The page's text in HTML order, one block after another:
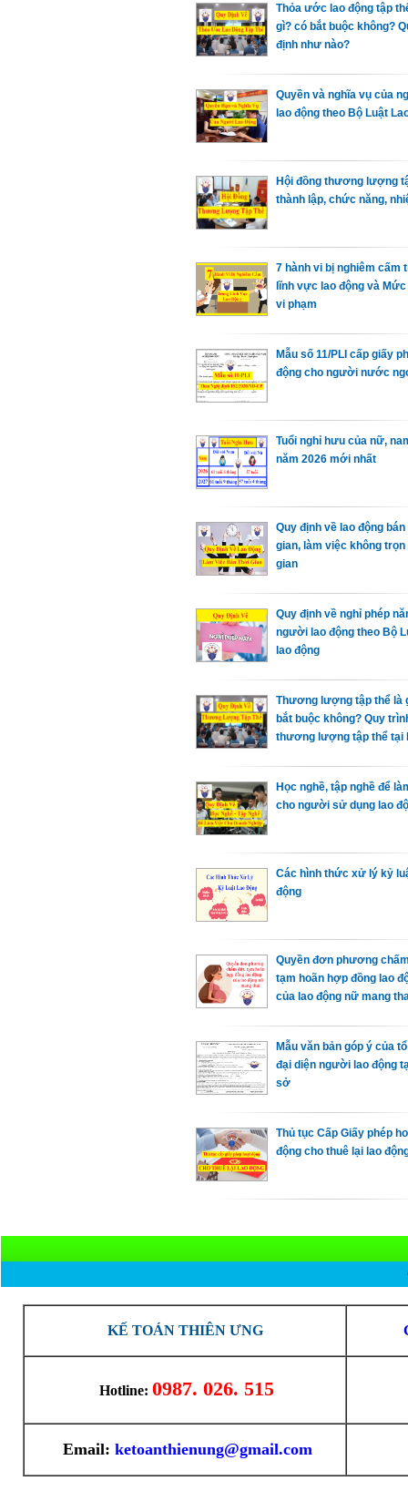
Thỏa ước lao động tập
gì? có bắt buộc không?
định như nào?
Quyền và nghĩa vụ của
lao động theo Bộ Luật
Hội đồng thương lượng
thành lập, chức năng,
7 hành vi bị nghiêm cấm
lĩnh vực lao động và Mức
vi phạm
Mẫu số 11/PLI cấp giấy
động cho người nước
Tuổi nghỉ hưu của nữ,
năm 2026 mới nhất
Quy định về lao động
gian, làm việc không
gian
Quy định về nghỉ phép
người lao động theo Bộ
lao động
Thương lượng tập thể là
bắt buộc không? Quy
thương lượng tập thể tại
Học nghề, tập nghề để
cho người sử dụng lao
Các hình thức xử lý kỷ
động
Quyền đơn phương
tạm hoãn hợp đồng lao
của lao động nữ mang
Mẫu văn bản góp ý của
đại diện người lao động
sở
Thủ tục Cấp Giấy phép
động cho thuê lại lao
KẾ TOÁN THIÊN ƯNG
Hotline: 0987. 026. 515
Email: ketoanthienung@gmail.com